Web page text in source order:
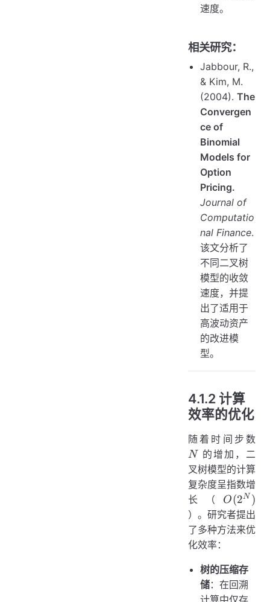
速度。
相关研究：
Jabbour, R.,
& Kim, M.
(2004). The
Convergen
ce of
Binomial
Models for
Option
Pricing.
Journal of
Computatio
nal Finance.
该文分析了
不同二叉树
模型的收敛
速度，并提
出了适用于
高波动资产
的改进模
型。
4.1.2 计算
效率的优化
随着时间步数
N 的增加，二
叉树模型的计算
复杂度呈指数增
长（ O(2^N)
O(2 N )
）。研究者提出
了多种方法来优
化效率：
树的压缩存
储：在回溯
计算中仅存